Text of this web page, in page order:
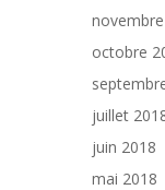
octobre
juillet
juin 2018
mai 2018